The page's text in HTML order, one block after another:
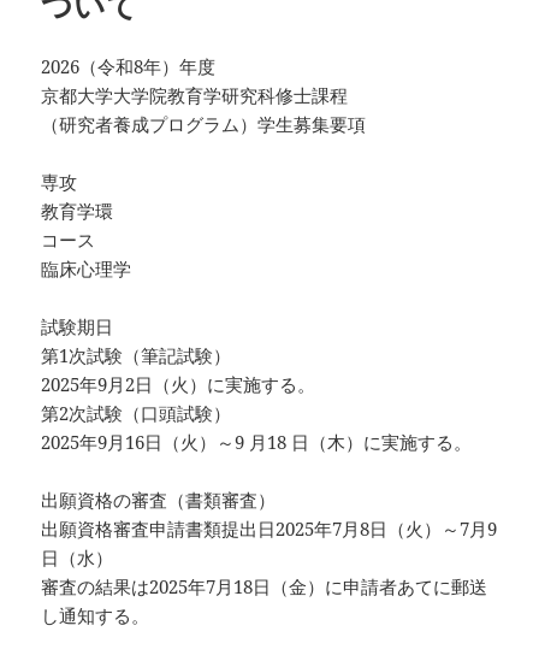
2026（令和8年）年度
京都大学大学院教育学研究科修士課程
（研究者養成プログラム）学生募集要項
専攻
教育学環
コース
臨床心理学
試験期日
第1次試験（筆記試験）
2025年9月2日（火）に実施する。
第2次試験（口頭試験）
2025年9月16日（火）～9 月18 日（木）に実施する。
出願資格の審査（書類審査）
出願資格審査申請書類提出日2025年7月8日（火）～7月9
日（水）
審査の結果は2025年7月18日（金）に申請者あてに郵送
し通知する。